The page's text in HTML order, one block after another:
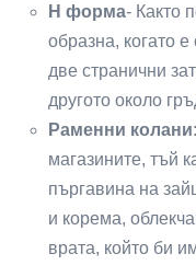
H форма- Както
образна, когато
две странични
другото около
Раменни колани
магазините, тъй
пъргавина на
и корема,
врата, който би